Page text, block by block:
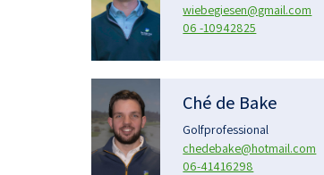
wiebegiesen@gmail.com
06 -10942825
Ché de Bake
Golfprofessional
chedebake@hotmail.com
06-41416298